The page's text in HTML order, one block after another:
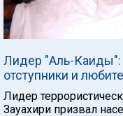
Лидер "Аль-Каиды":
отступники и
Лидер
Зауахири призвал